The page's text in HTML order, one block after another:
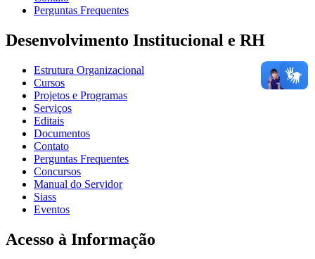
Perguntas Frequentes
Desenvolvimento Institucional e RH
Estrutura Organizacional
Cursos
Projetos e Programas
Serviços
Editais
Documentos
Contato
Perguntas Frequentes
Concursos
Manual do Servidor
Siass
Eventos
Acesso à Informação